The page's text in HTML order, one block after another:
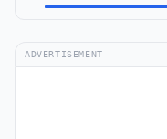
ADVERTISEMENT